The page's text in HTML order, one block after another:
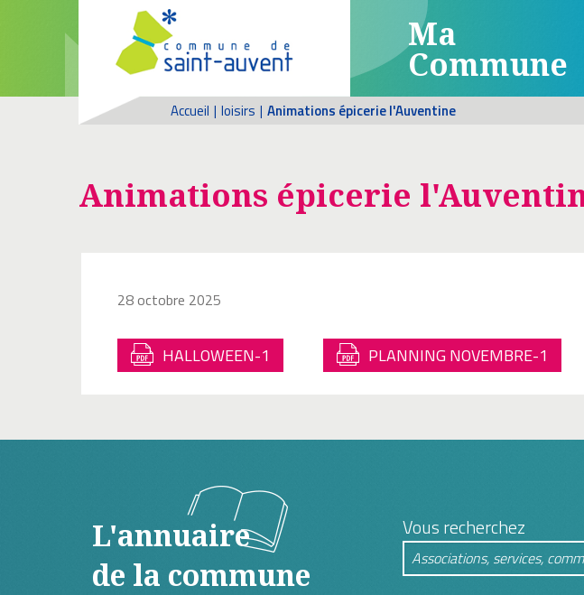
Ma
Commune
Accueil | loisirs | Animations épicerie l'Auventine
Animations épicerie
28 octobre 2025
HALLOWEEN-1 PLANNING NOVEMBRE-1
L'annuaire
de la commune
Vous recherchez